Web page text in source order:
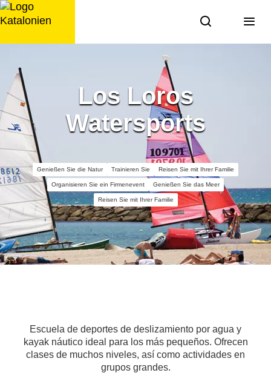
Zum
Inhalt
Los Loros
Watersports
Genießen Sie die Natur Trainieren Sie Reisen Sie mit Ihrer Familie
Organisieren Sie ein Firmenevent Genießen Sie das Meer
Reisen Sie mit Ihrer Familie
Escuela de deportes de deslizamiento por agua y
kayak náutico ideal para los más pequeños. Ofrecen
clases de muchos niveles, así como actividades en
grupos grandes.